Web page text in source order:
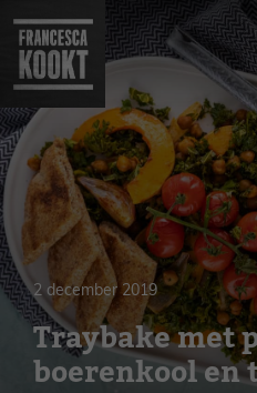
naar
inhoud
2 december 2019
Traybake met
boerenkool en